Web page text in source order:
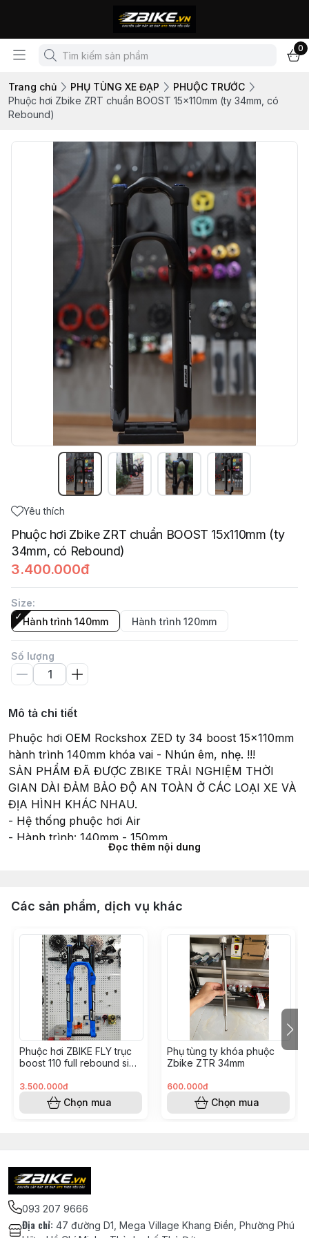
0
Trang chủ PHỤ TÙNG XE ĐẠP
PHUỘC TRƯỚC
Phuộc hơi Zbike ZRT chuẩn BOOST 15x110mm (ty 34mm, có
Rebound)
Yêu thích
Phuộc hơi Zbike ZRT chuẩn BOOST 15x110mm (ty
34mm, có Rebound)
3.400.000đ
Size:
Hành trình 140mm
Hành trình 120mm
Số lượng
Mô tả chi tiết
Phuộc hơi OEM Rockshox ZED ty 34 boost 15x110mm
hành trình 140mm khóa vai - Nhún êm, nhẹ. !!!
SẢN PHẨM ĐÃ ĐƯỢC ZBIKE TRẢI NGHIỆM THỜI
GIAN DÀI ĐẢM BẢO ĐỘ AN TOÀN Ở CÁC LOẠI XE VÀ
ĐỊA HÌNH KHÁC NHAU.
- Hệ thống phuộc hơi Air
- Hành trình: 140mm - 150mm
- Trục ty boost 15x110mm
*Ship COD toàn quốc và gian hàng tận nơi khu vực
***Hỗ trợ lắp ráp và nâng cấp tận nơi ( có tính phí
*** Hỗ trợ thanh toán quẹt thẻ. Trả góp 0% ***
ZBike.vn - Chuyên lắp ráp và nâng cấp xe đạp thể
thao, xe địa hình MTB chuyên nghiệp.
Đọc thêm nội dung
Các sản phẩm, dịch vụ khác
Phuộc hơi ZBIKE FLY trục
boost 110 full rebound siêu
3.500.000đ
Chọn mua
Phụ tùng ty khóa phuộc
Zbike ZTR 34mm
600.000đ
Chọn mua
093 207 9666
Địa chỉ: 47 đường D1, Mega Village Khang Điền, Phường Phú